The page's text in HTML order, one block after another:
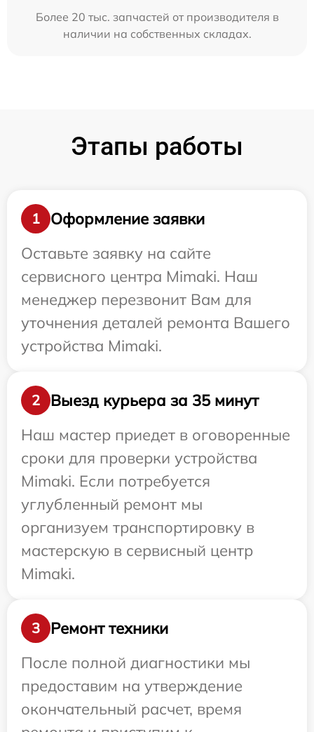
Более 20 тыс. запчастей от производителя в
наличии на собственных складах.
Этапы работы
1
Оформление заявки
Оставьте заявку на сайте
сервисного центра Mimaki. Наш
менеджер перезвонит Вам для
уточнения деталей ремонта Вашего
устройства Mimaki.
2
Выезд курьера за 35 минут
Наш мастер приедет в оговоренные
сроки для проверки устройства
Mimaki. Если потребуется
углубленный ремонт мы
организуем транспортировку в
мастерскую в сервисный центр
Mimaki.
3
Ремонт техники
После полной диагностики мы
предоставим на утверждение
окончательный расчет, время